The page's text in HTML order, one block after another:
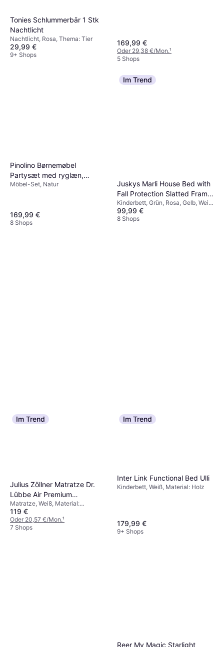
Tonies Schlummerbär 1 Stk
Nachtlicht
Nachtlicht, Rosa, Thema: Tier
29,99 €
9+ Shops
169,99 €
Oder 29,38 €/Mon.¹
5 Shops
Pinolino Børnemøbel
Partysæt med ryglæn,
Sepp/Grøn
Möbel-Set, Natur
169,99 €
8 Shops
Im Trend
Juskys Marli House Bed with
Fall Protection Slatted Frame
& Roof 87x166cm
Kinderbett, Grün, Rosa, Gelb, Weiß,
Material: Holz, Kiefer
99,99 €
8 Shops
Im Trend
Julius Zöllner Matratze Dr.
Lübbe Air Premium
70x140cm
Matratze, Weiß, Material:
Baumwolle, Polyester,
Schaumstoff
119 €
Oder 20,57 €/Mon.¹
7 Shops
Im Trend
Inter Link Functional Bed Ulli
Kinderbett, Weiß, Material: Holz
179,99 €
9+ Shops
Reer My Magic Starlight